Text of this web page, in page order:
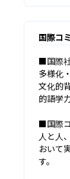
国際コ
■国際
多様化
文化的
的語学
■国際
人と人
おいて
す。